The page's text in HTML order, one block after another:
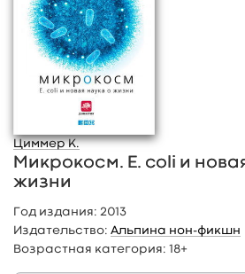
Циммер К.
Микрокосм. E. coli и
жизни
Год издания: 2013
Издательство: Альпина нон-фикшн
Возрастная категория: 18+